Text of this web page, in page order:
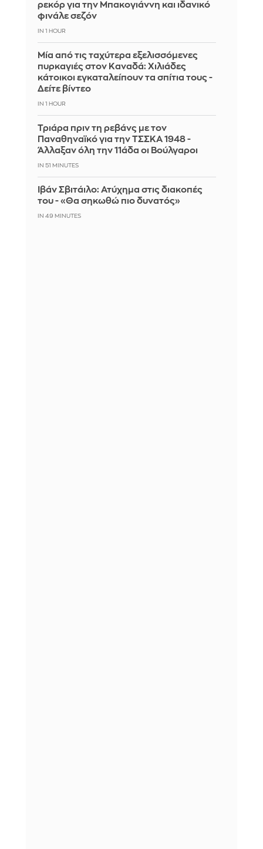
ρεκόρ για την Μπακογιάννη και ιδανικό
φινάλε σεζόν
IN 1 HOUR
Μία από τις ταχύτερα εξελισσόμενες
πυρκαγιές στον Καναδά: Χιλιάδες
κάτοικοι εγκαταλείπουν τα σπίτια τους -
Δείτε βίντεο
IN 1 HOUR
Τριάρα πριν τη ρεβάνς με τον
Παναθηναϊκό για την ΤΣΣΚΑ 1948 -
Άλλαξαν όλη την 11άδα οι Βούλγαροι
IN 51 MINUTES
Ιβάν Σβιτάιλο: Ατύχημα στις διακοπές
του - «Θα σηκωθώ πιο δυνατός»
IN 49 MINUTES